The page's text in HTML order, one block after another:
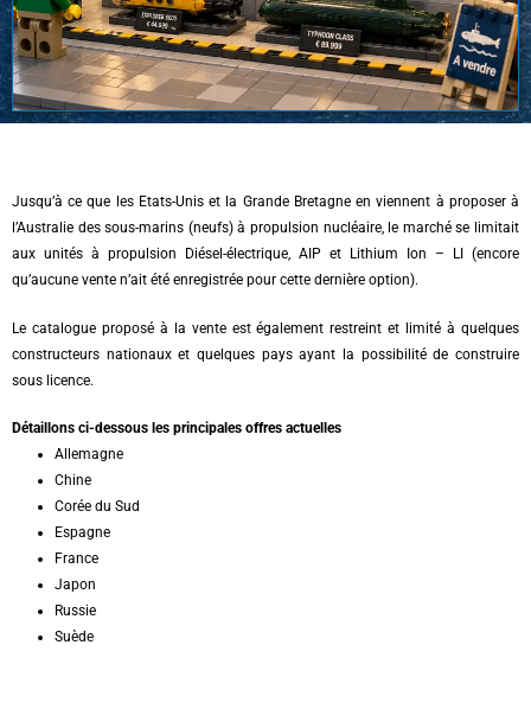
Jusqu’à ce que les Etats-Unis et la Grande Bretagne en viennent à proposer à
l’Australie des sous-marins (neufs) à propulsion nucléaire, le marché se limitait
aux unités à propulsion Diésel-électrique, AIP et Lithium Ion – LI (encore
qu’aucune vente n’ait été enregistrée pour cette dernière option).
Le catalogue proposé à la vente est également restreint et limité à quelques
constructeurs nationaux et quelques pays ayant la possibilité de construire
sous licence.
Détaillons ci-dessous les principales offres actuelles
Allemagne
Chine
Corée du Sud
Espagne
France
Japon
Russie
Suède